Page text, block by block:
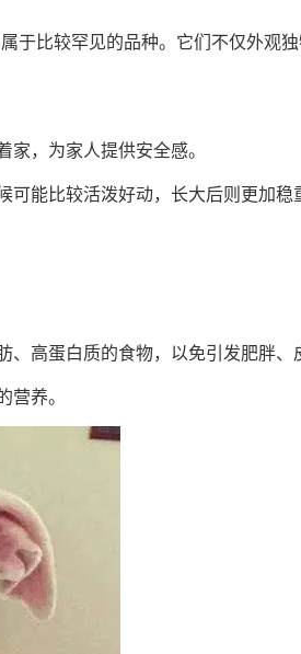
于比较罕见的品种。它们不仅外观独
家，为家人提供安全感。
能比较活泼好动，长大后则更加稳
高蛋白质的食物，以免引发肥胖、
营养。